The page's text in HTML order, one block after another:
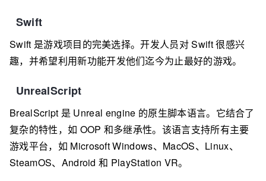
Swift
Swift 是游戏项目的完美选择。开发人员对 Swift 很感兴
趣，并希望利用新功能开发他们迄今为止最好的游戏。
UnrealScript
BrealScript 是 Unreal engine 的原生脚本语言。它结合了
复杂的特性，如 OOP 和多继承性。该语言支持所有主要
游戏平台，如 Microsoft Windows、MacOS、Linux、
SteamOS、Android 和 PlayStation VR。